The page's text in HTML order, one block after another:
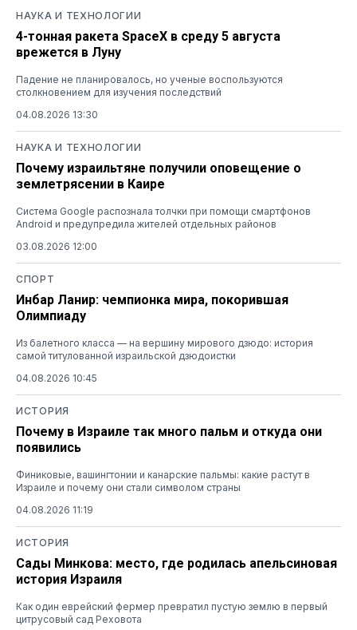
НАУКА И ТЕХНОЛОГИИ
4-тонная ракета SpaceX в среду 5 августа
врежется в Луну
Падение не планировалось, но ученые воспользуются
столкновением для изучения последствий
04.08.2026 13:30
НАУКА И ТЕХНОЛОГИИ
Почему израильтяне получили оповещение о
землетрясении в Каире
Система Google распознала толчки при помощи смартфонов
Android и предупредила жителей отдельных районов
03.08.2026 12:00
СПОРТ
Инбар Ланир: чемпионка мира, покорившая
Олимпиаду
Из балетного класса — на вершину мирового дзюдо: история
самой титулованной израильской дзюдоистки
04.08.2026 10:45
ИСТОРИЯ
Почему в Израиле так много пальм и откуда они
появились
Финиковые, вашингтонии и канарские пальмы: какие растут в
Израиле и почему они стали символом страны
04.08.2026 11:19
ИСТОРИЯ
Сады Минкова: место, где родилась апельсиновая
история Израиля
Как один еврейский фермер превратил пустую землю в первый
цитрусовый сад Реховота